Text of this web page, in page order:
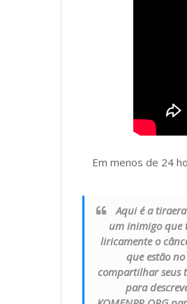
Em menos de 24
Aqui é a
um inimigo que
liricamente o
que estão
compartilhar seus
para